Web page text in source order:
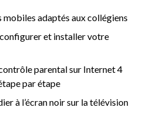
adaptés aux collégiens
et installer votre
parental sur Internet 4
par étape
à l’écran noir sur la télévision